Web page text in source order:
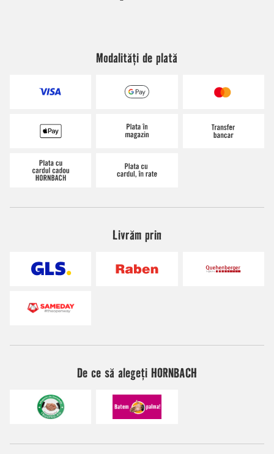
Modalități de plată
Livrăm prin
De ce să alegeți HORNBACH